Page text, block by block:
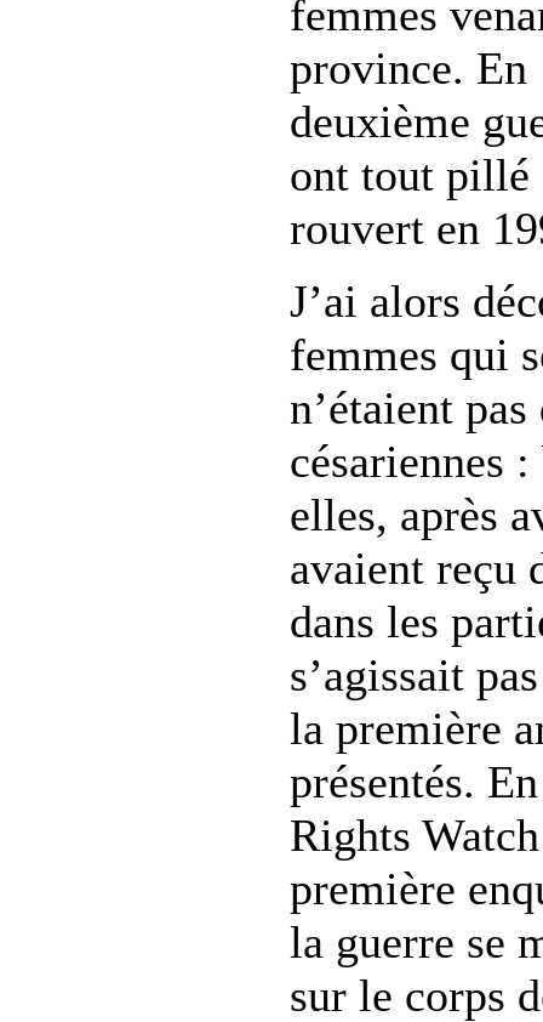
femmes
province. En
deuxième
ont tout pillé
rouvert en
J’ai alors
femmes qui
n’étaient pas
césariennes
elles, après
avaient reçu
dans les
s’agissait
la première
présentés.
Rights
première
la guerre se
sur le corps